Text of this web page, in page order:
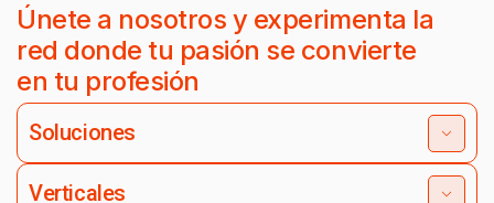
Únete a nosotros y experimenta la
red donde tu pasión se convierte
en tu profesión
Soluciones
Verticales